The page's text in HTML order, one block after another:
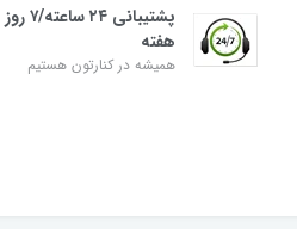
پشتیبانی ۲۴ ساعته/۷ روز
هفته
همیشه در کنارتون هستیم